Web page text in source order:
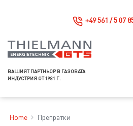
ВАШИЯТ ПАРТНЬОР В ГАЗОВАТА
ИНДУСТРИЯ ОТ 1981 Г.
+49 561 / 5 07
Home Препратки